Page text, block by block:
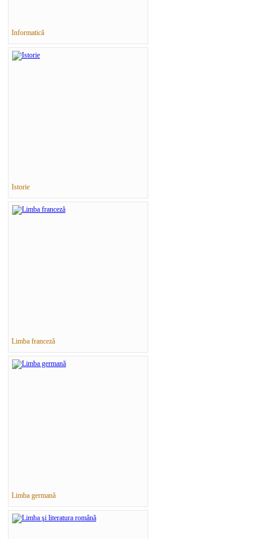
Informatică
Istorie
Limba franceză
Limba germană